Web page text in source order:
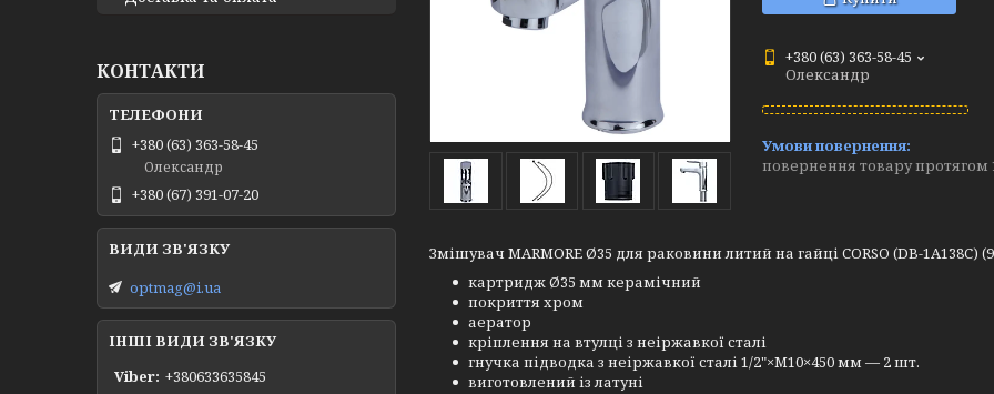
+380 (63) 363-58-45
Олександр
повернення товару протягом
Змішувач MARMORE Ø35 для раковини литий на гайці CORSO (DB-1A138C)
картридж Ø35 мм керамічний
покриття хром
аератор
кріплення на втулці з неіржавкої сталі
гнучка підводка з неіржавкої сталі 1/2"×M10×450 мм — 2 шт.
виготовлений із латуні
КОНТАКТИ
+380 (63) 363-58-45
Олександр
+380 (67) 391-07-20
optmag@i.ua
ІНШІ ВИДИ ЗВ'ЯЗКУ
Viber +380633635845